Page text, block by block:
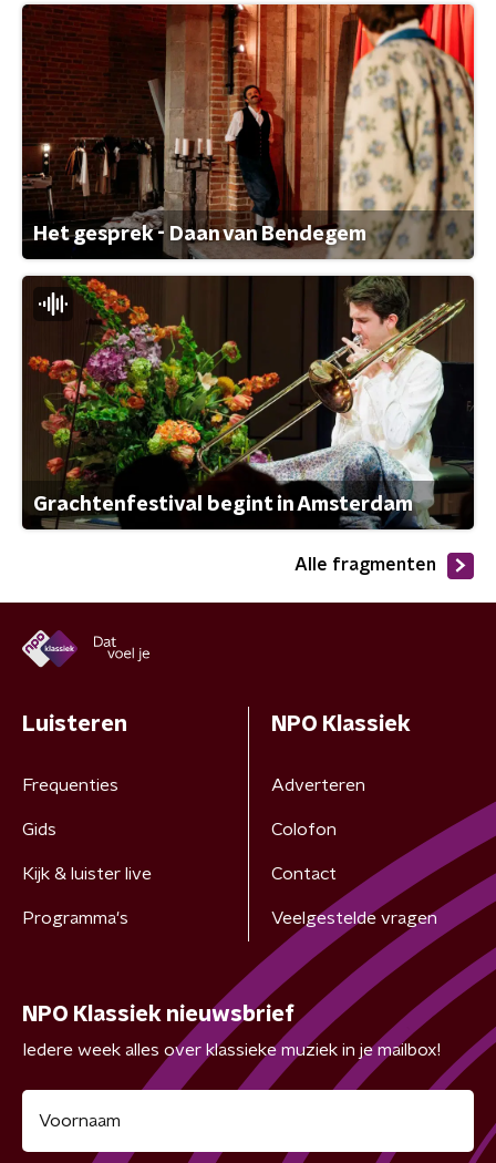
Het gesprek - Daan van Bendegem
Grachtenfestival begint in Amsterdam
Alle fragmenten
Luisteren
Frequenties
Gids
Kijk & luister live
Programma's
NPO Klassiek
Adverteren
Colofon
Contact
Veelgestelde vragen
NPO Klassiek nieuwsbrief
Iedere week alles over klassieke muziek in je mailbox!